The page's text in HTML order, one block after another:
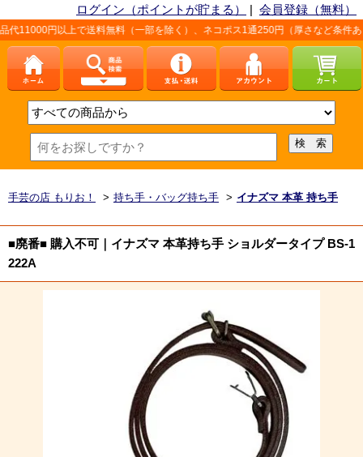
ログイン（ポイントが貯まる） | 会員登録（無料）
で送料無料（一部を除く）、ネコポス1通250円（厚さなど条件あり）。詳しく
手芸の店 もりお！ > 持ち手・バッグ持ち手 > イナズマ 本革 持ち手
■廃番■ 購入不可｜イナズマ 本革持ち手 ショルダータイプ BS-1
222A